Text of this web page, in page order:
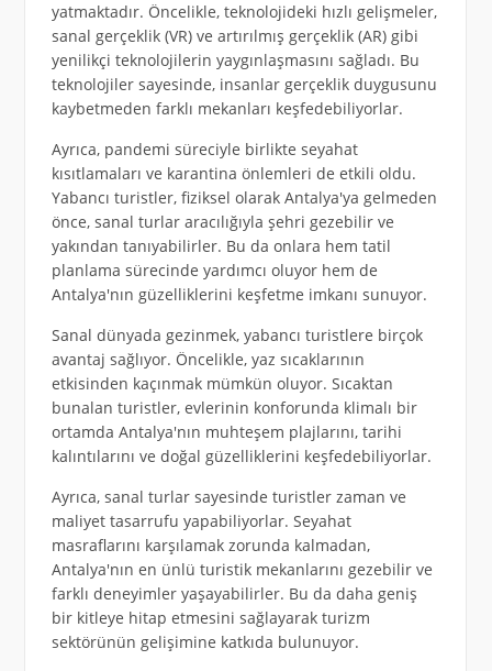
yatmaktadır. Öncelikle, teknolojideki hızlı gelişmeler,
sanal gerçeklik (VR) ve artırılmış gerçeklik (AR) gibi
yenilikçi teknolojilerin yaygınlaşmasını sağladı. Bu
teknolojiler sayesinde, insanlar gerçeklik duygusunu
kaybetmeden farklı mekanları keşfedebiliyorlar.
Ayrıca, pandemi süreciyle birlikte seyahat
kısıtlamaları ve karantina önlemleri de etkili oldu.
Yabancı turistler, fiziksel olarak Antalya'ya gelmeden
önce, sanal turlar aracılığıyla şehri gezebilir ve
yakından tanıyabilirler. Bu da onlara hem tatil
planlama sürecinde yardımcı oluyor hem de
Antalya'nın güzelliklerini keşfetme imkanı sunuyor.
Sanal dünyada gezinmek, yabancı turistlere birçok
avantaj sağlıyor. Öncelikle, yaz sıcaklarının
etkisinden kaçınmak mümkün oluyor. Sıcaktan
bunalan turistler, evlerinin konforunda klimalı bir
ortamda Antalya'nın muhteşem plajlarını, tarihi
kalıntılarını ve doğal güzelliklerini keşfedebiliyorlar.
Ayrıca, sanal turlar sayesinde turistler zaman ve
maliyet tasarrufu yapabiliyorlar. Seyahat
masraflarını karşılamak zorunda kalmadan,
Antalya'nın en ünlü turistik mekanlarını gezebilir ve
farklı deneyimler yaşayabilirler. Bu da daha geniş
bir kitleye hitap etmesini sağlayarak turizm
sektörünün gelişimine katkıda bulunuyor.